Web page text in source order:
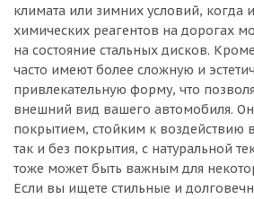
климата или зимних условий, когда
химических реагентов на дорогах
на состояние стальных дисков.
часто имеют более сложную и
привлекательную форму, что
внешний вид вашего автомобиля.
покрытием, стойким к воздействию
так и без покрытия, с натуральной
тоже может быть важным для
Если вы ищете стильные и